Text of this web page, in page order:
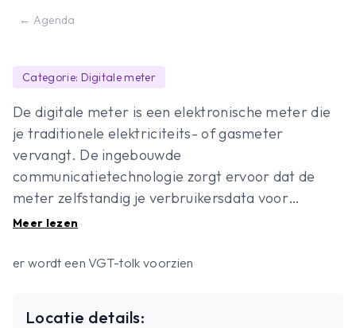
← Agenda
Categorie: Digitale meter
De digitale meter is een elektronische meter die
je traditionele elektriciteits- of gasmeter
vervangt. De ingebouwde
communicatietechnologie zorgt ervoor dat de
meter zelfstandig je verbruikersdata voor
elektriciteit of gas kan verzenden en ontvangen.
voordelen en welke info vind ik hierover terug op
Meer lezen
er wordt een VGT-tolk voorzien
Locatie details: